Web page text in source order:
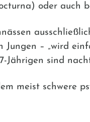
oder auch
– „wird
Jährigen sind
meist schwere